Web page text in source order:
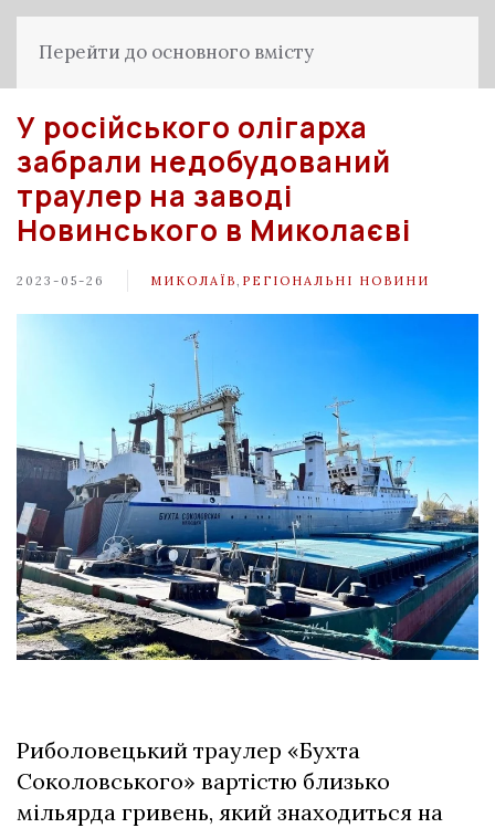
Перейти до основного вмісту
У російського олігарха
забрали недобудований
траулер на заводі
Новинського в Миколаєві
2023-05-26 МИКОЛАЇВ РЕГІОНАЛЬНІ НОВИНИ
Риболовецький траулер «Бухта
Соколовського» вартістю близько
мільярда гривень, який знаходиться на